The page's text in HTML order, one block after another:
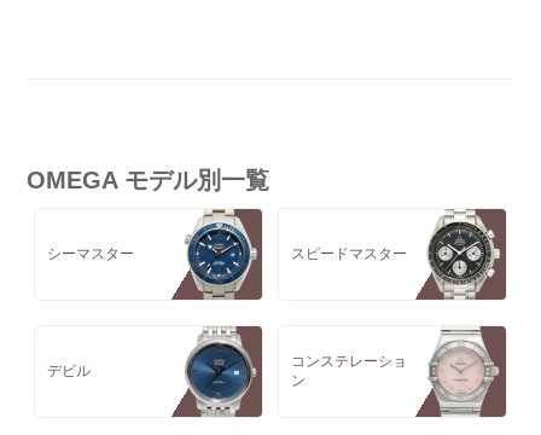
OMEGA モデル別一覧
シーマスター スピードマスター
デビル
コンステレーショ
ン